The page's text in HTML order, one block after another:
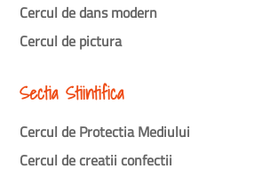
Cercul de dans modern
Cercul de pictura
Sectia Stiintifica
Cercul de Protectia Mediului
Cercul de creatii confectii